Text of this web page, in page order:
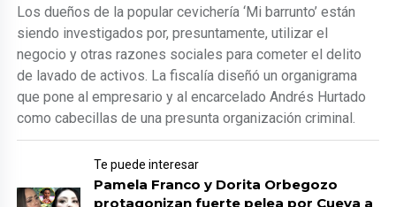
Los dueños de la popular cevichería ‘Mi barrunto’ están
siendo investigados por, presuntamente, utilizar el
negocio y otras razones sociales para cometer el delito
de lavado de activos. La fiscalía diseñó un organigrama
que pone al empresario y al encarcelado Andrés Hurtado
como cabecillas de una presunta organización criminal.
Te puede interesar
Pamela Franco y Dorita Orbegozo
protagonizan fuerte pelea por Cueva a